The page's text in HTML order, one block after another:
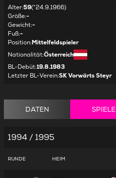
Alter:59(*24.9.1966)
Größe:-
Gewicht:-
Fuß:-
Position:Mittelfeldspieler
Nationalität:Österreich
BL-Debüt:19.8.1983
Letzter BL-Verein:SK Vorwärts Steyr
DATEN SPIELE
1994 / 1995
RUNDE HEIM